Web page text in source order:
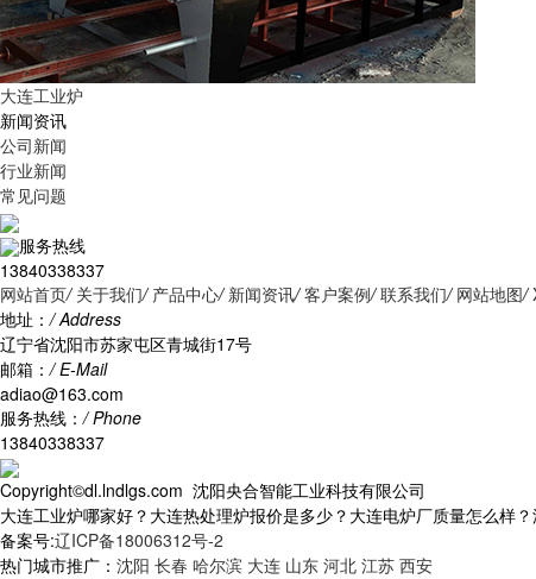
大连工业炉
新闻资讯
公司新闻
行业新闻
常见问题
服务热线
13840338337
网站首页/ 关于我们/ 产品中心/ 新闻资讯/ 客户案例/ 联系我们/ 网站地图/
地址：/ Address
辽宁省沈阳市苏家屯区青城街17号
邮箱：/ E-Mail
adiao@163.com
服务热线：/ Phone
13840338337
Copyright©dl.lndlgs.com 沈阳央合智能工业科技有限公司
大连工业炉哪家好？大连热处理炉报价是多少？大连电炉厂质量怎么样
备案号:辽ICP备18006312号-2
热门城市推广： 沈阳 长春 哈尔滨 大连 山东 河北 江苏 西安